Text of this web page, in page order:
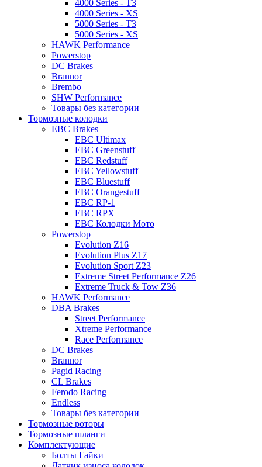
4000 Series - T3
4000 Series - XS
5000 Series - T3
5000 Series - XS
HAWK Performance
Powerstop
DC Brakes
Brannor
Brembo
SHW Performance
Товары без категории
Тормозные колодки
EBC Brakes
EBC Ultimax
EBC Greenstuff
EBC Redstuff
EBC Yellowstuff
EBC Bluestuff
EBC Orangestuff
EBC RP-1
EBC RPX
EBC Колодки Мото
Powerstop
Evolution Z16
Evolution Plus Z17
Evolution Sport Z23
Extreme Street Performance Z26
Extreme Truck & Tow Z36
HAWK Performance
DBA Brakes
Street Performance
Xtreme Performance
Race Performance
DC Brakes
Brannor
Pagid Racing
CL Brakes
Ferodo Racing
Endless
Товары без категории
Тормозные роторы
Тормозные шланги
Комплектующие
Болты Гайки